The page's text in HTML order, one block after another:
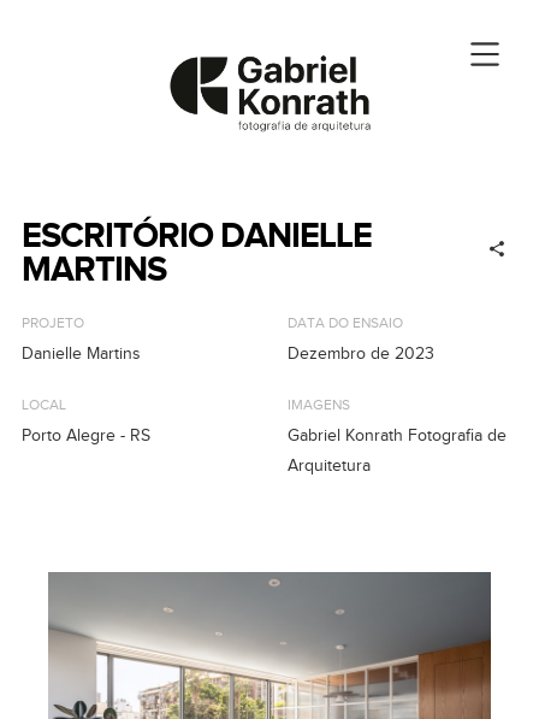
ESCRITÓRIO DANIELLE
MARTINS
PROJETO
Danielle Martins
LOCAL
Porto Alegre - RS
DATA DO ENSAIO
Dezembro de 2023
IMAGENS
Gabriel Konrath Fotografia de
Arquitetura